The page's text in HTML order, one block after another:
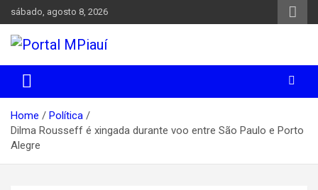
Skip
to
content
sábado, agosto 8, 2026
Portal MPiauí
Parnaíba
Home
Política
Dilma Rousseff é xingada durante voo entre São Paulo e Porto
Alegre